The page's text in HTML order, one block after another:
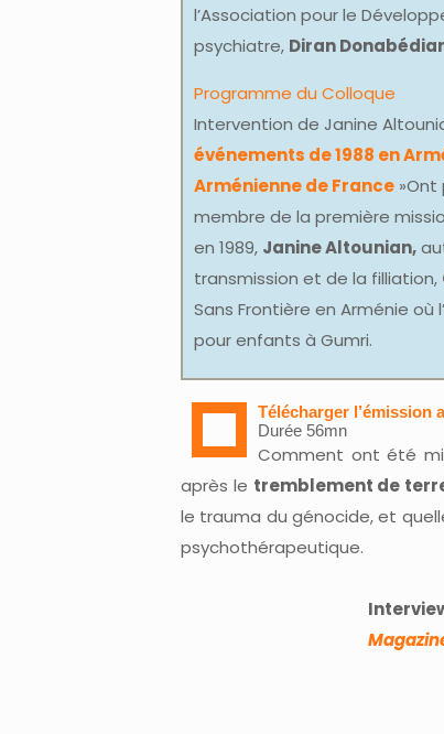
l’Association pour le
psychiatre, Diran
Programme du Colloque
Intervention de Janine
événements de 1988 en
Arménienne de France »Ont
membre de la première
en 1989, Janine Altounian,
transmission et de la filliation,
Sans Frontière en Arménie
pour enfants à Gumri.
Télécharger l’émission
Durée 56mn
Comment ont été
après le tremblement de
le trauma du génocide, et
psychothérapeutique.